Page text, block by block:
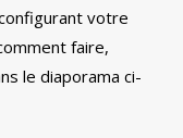
votre
faire,
le diaporama ci-